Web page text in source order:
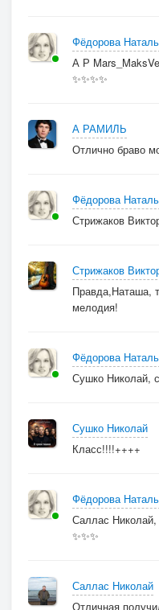
Фёдорова
А Р
✨✨✨✨
А РАМИЛЬ
Отлично браво
Фёдорова
Стрижаков
Стрижаков
Правда,Наташа,
мелодия!
Фёдорова
Сушко Николай,
Сушко Николай
Класс!!!!++++
Фёдорова
Саллас
✨✨✨
Саллас Николай
Отличная